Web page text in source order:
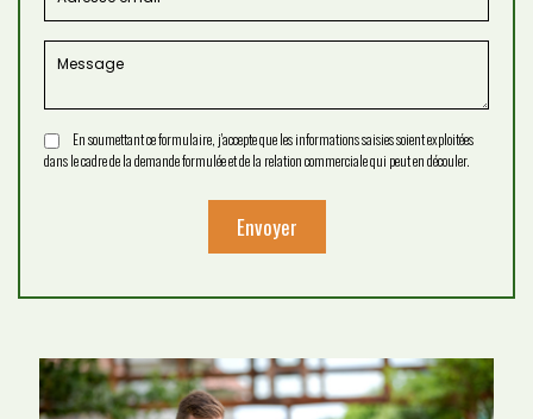
En soumettant ce formulaire, j'accepte que les informations saisies soient exploitées
dans le cadre de la demande formulée et de la relation commerciale qui peut en découler.